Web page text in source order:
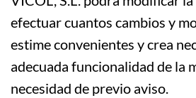
efectuar cuantos cambios y
estime convenientes y crea
adecuada funcionalidad de la
necesidad de previo aviso.